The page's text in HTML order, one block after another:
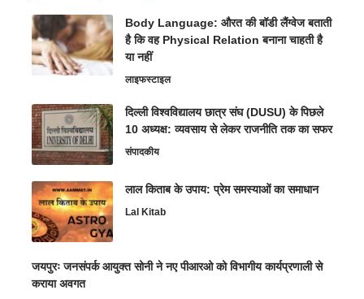
Body Language: औरत की बॉडी लैंग्वेज बताती
है कि वह Physical Relation बनाना चाहती है
या नहीं
लाइफस्टाइल
दिल्ली विश्वविद्यालय छात्र संघ (DUSU) के पिछले
10 अध्यक्ष: व्यवसाय से लेकर राजनीति तक का सफर
संपादकीय
लाल किताब के उपाय: प्रेम समस्याओं का समाधान
Lal Kitab
जयपुरः जनसंपर्क आयुक्त सोनी ने नए पीआरओ को विभागीय कार्यप्रणाली से
कराया अवगत